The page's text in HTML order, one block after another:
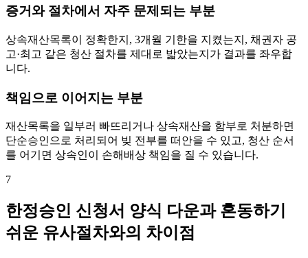
증거와 절차에서 자주 문제되는 부분
상속재산목록이 정확한지, 3개월 기한을 지켰는지, 채권자 공
고·최고 같은 청산 절차를 제대로 밟았는지가 결과를 좌우합
니다.
책임으로 이어지는 부분
재산목록을 일부러 빠뜨리거나 상속재산을 함부로 처분하면
단순승인으로 처리되어 빚 전부를 떠안을 수 있고, 청산 순서
를 어기면 상속인이 손해배상 책임을 질 수 있습니다.
7
한정승인 신청서 양식 다운과 혼동하기
쉬운 유사절차와의 차이점